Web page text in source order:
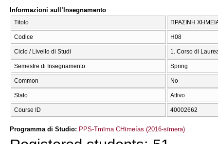
Informazioni sull’Insegnamento
Titolo ΠΡΑΣΙΝΗ
Codice Η08
Ciclo / Livello di Studi 1. Corso di
Semestre di Insegnamento Spring
Common No
Stato Attivo
Course ID 40002662
Programma di Studio: PPS-Tmīma CΗīmeías (2016-sīmera)